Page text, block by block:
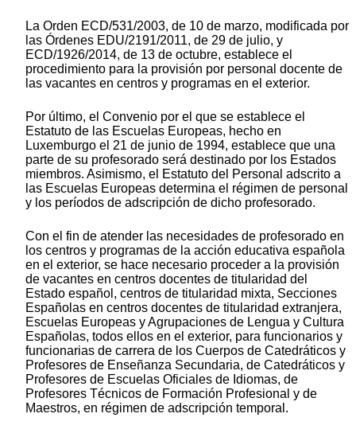
La Orden ECD/531/2003, de 10 de marzo, modificada por
las Órdenes EDU/2191/2011, de 29 de julio, y
ECD/1926/2014, de 13 de octubre, establece el
procedimiento para la provisión por personal docente de
las vacantes en centros y programas en el exterior.
Por último, el Convenio por el que se establece el
Estatuto de las Escuelas Europeas, hecho en
Luxemburgo el 21 de junio de 1994, establece que una
parte de su profesorado será destinado por los Estados
miembros. Asimismo, el Estatuto del Personal adscrito a
las Escuelas Europeas determina el régimen de personal
y los períodos de adscripción de dicho profesorado.
Con el fin de atender las necesidades de profesorado en
los centros y programas de la acción educativa española
en el exterior, se hace necesario proceder a la provisión
de vacantes en centros docentes de titularidad del
Estado español, centros de titularidad mixta, Secciones
Españolas en centros docentes de titularidad extranjera,
Escuelas Europeas y Agrupaciones de Lengua y Cultura
Españolas, todos ellos en el exterior, para funcionarios y
funcionarias de carrera de los Cuerpos de Catedráticos y
Profesores de Enseñanza Secundaria, de Catedráticos y
Profesores de Escuelas Oficiales de Idiomas, de
Profesores Técnicos de Formación Profesional y de
Maestros, en régimen de adscripción temporal.